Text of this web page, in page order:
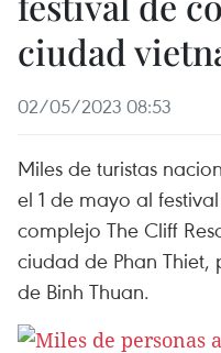
ciudad
02/05/2023 08:53
Miles de turistas
el 1 de mayo al
complejo The Cliff
ciudad de Phan
de Binh Thuan.